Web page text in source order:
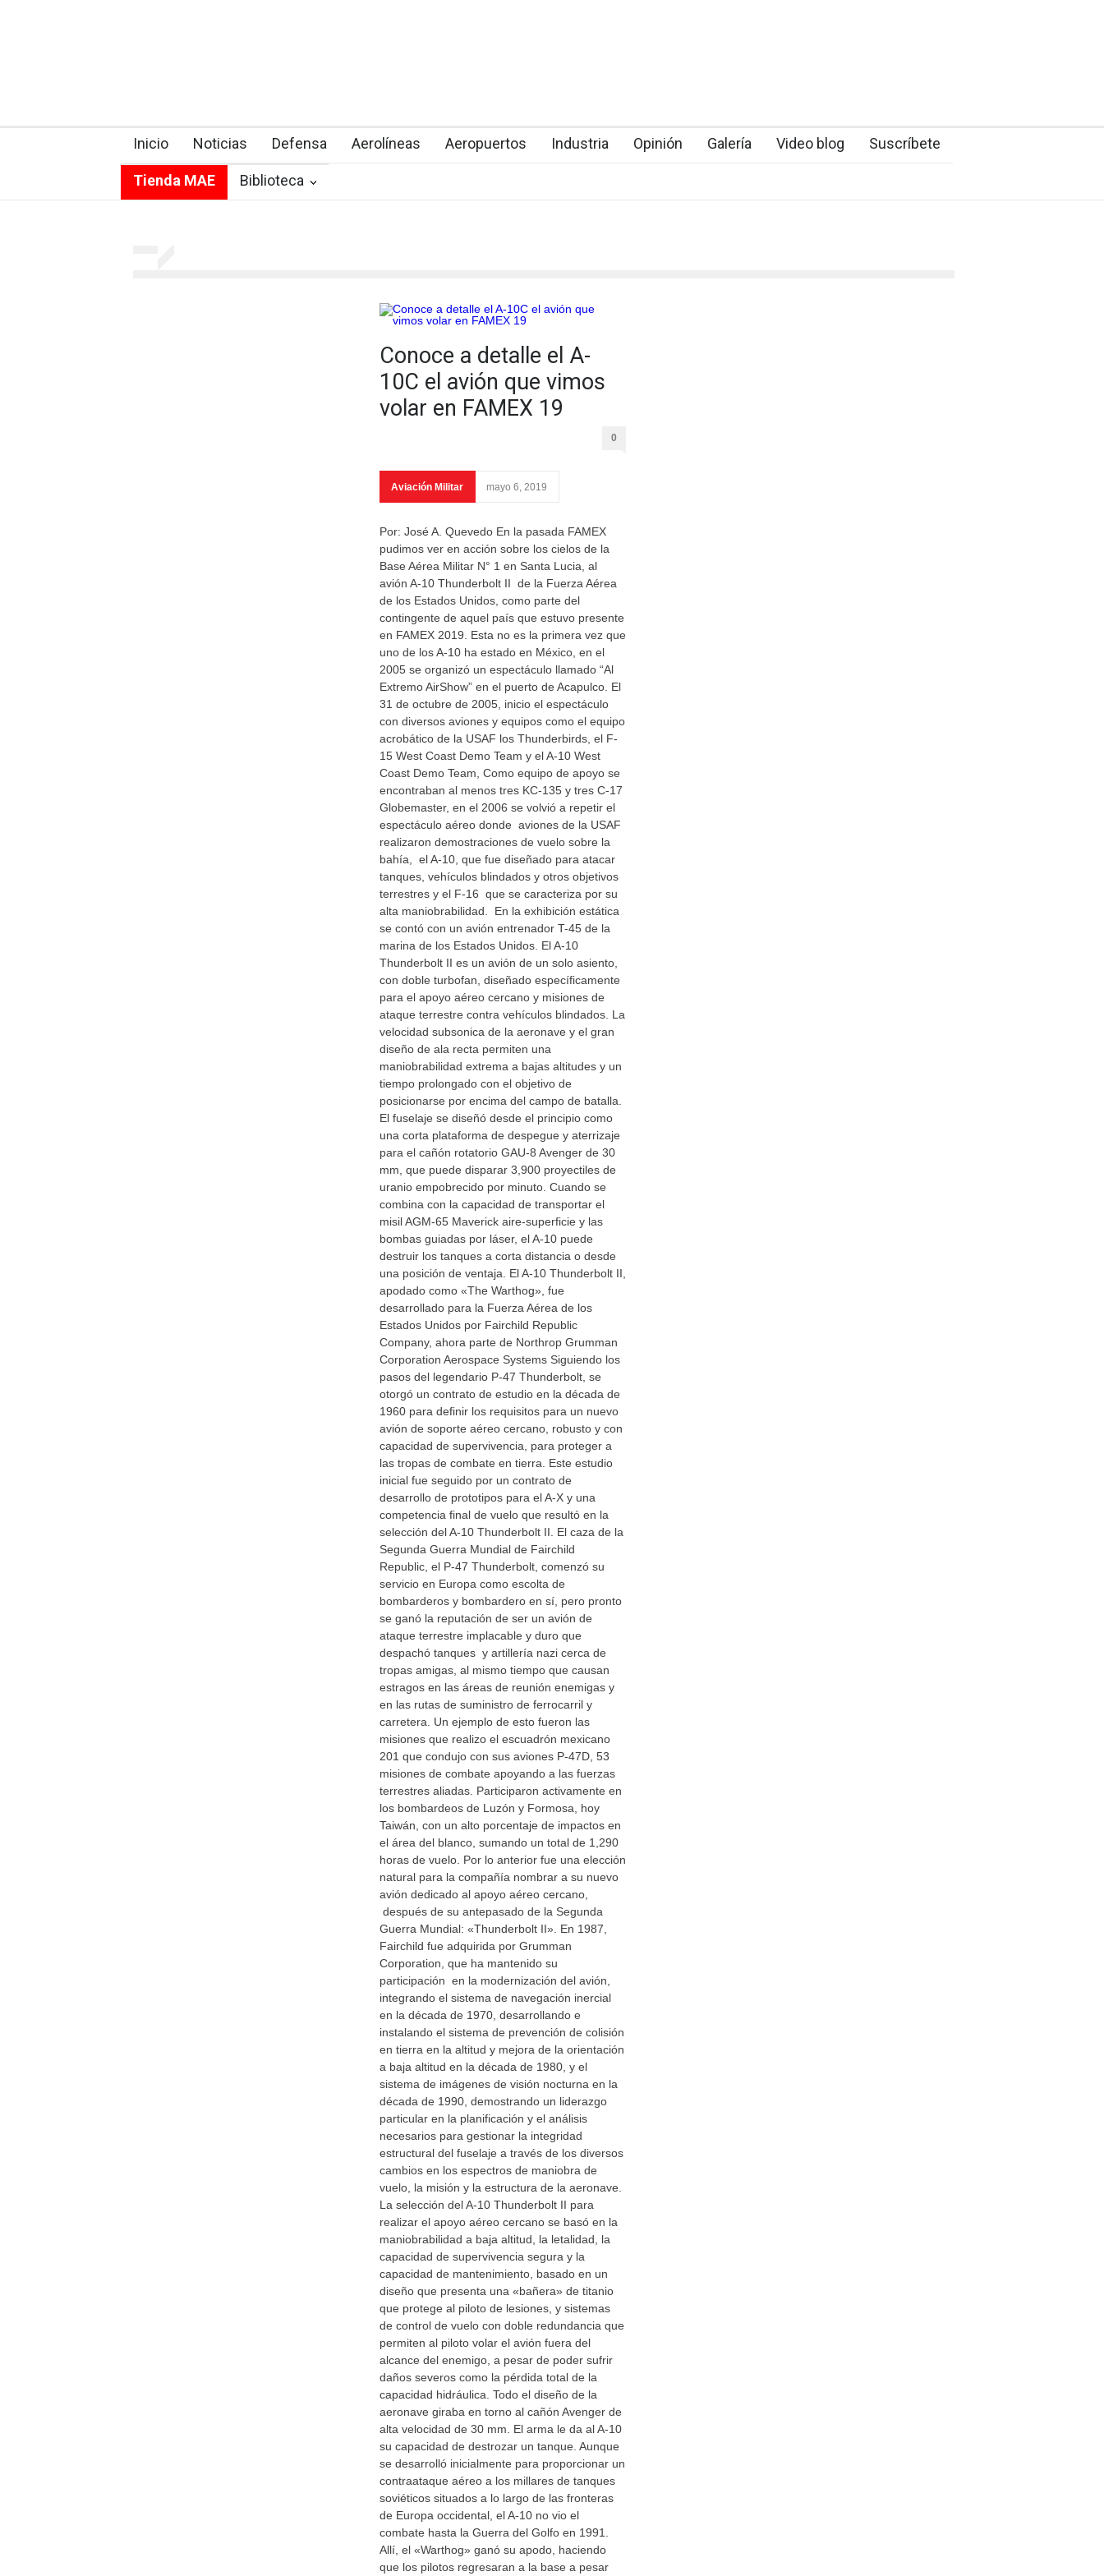
Inicio Noticias Defensa Aerolíneas Aeropuertos Industria Opinión Galería Video blog Suscríbete
Tienda MAE Biblioteca
Conoce a detalle el A-
10C el avión que vimos
volar en FAMEX 19
0
Aviación Militar mayo 6, 2019
Por: José A. Quevedo En la pasada FAMEX
pudimos ver en acción sobre los cielos de la
Base Aérea Militar N° 1 en Santa Lucia, al
avión A-10 Thunderbolt II de la Fuerza Aérea
de los Estados Unidos, como parte del
contingente de aquel país que estuvo presente
en FAMEX 2019. Esta no es la primera vez que
uno de los A-10 ha estado en México, en el
2005 se organizó un espectáculo llamado “Al
Extremo AirShow” en el puerto de Acapulco. El
31 de octubre de 2005, inicio el espectáculo
con diversos aviones y equipos como el equipo
acrobático de la USAF los Thunderbirds, el F-
15 West Coast Demo Team y el A-10 West
Coast Demo Team, Como equipo de apoyo se
encontraban al menos tres KC-135 y tres C-17
Globemaster, en el 2006 se volvió a repetir el
espectáculo aéreo donde aviones de la USAF
realizaron demostraciones de vuelo sobre la
bahía, el A-10, que fue diseñado para atacar
tanques, vehículos blindados y otros objetivos
terrestres y el F-16 que se caracteriza por su
alta maniobrabilidad. En la exhibición estática
se contó con un avión entrenador T-45 de la
marina de los Estados Unidos. El A-10
Thunderbolt II es un avión de un solo asiento,
con doble turbofan, diseñado específicamente
para el apoyo aéreo cercano y misiones de
ataque terrestre contra vehículos blindados. La
velocidad subsonica de la aeronave y el gran
diseño de ala recta permiten una
maniobrabilidad extrema a bajas altitudes y un
tiempo prolongado con el objetivo de
posicionarse por encima del campo de batalla.
El fuselaje se diseñó desde el principio como
una corta plataforma de despegue y aterrizaje
para el cañón rotatorio GAU-8 Avenger de 30
mm, que puede disparar 3,900 proyectiles de
uranio empobrecido por minuto. Cuando se
combina con la capacidad de transportar el
misil AGM-65 Maverick aire-superficie y las
bombas guiadas por láser, el A-10 puede
destruir los tanques a corta distancia o desde
una posición de ventaja. El A-10 Thunderbolt II,
apodado como «The Warthog», fue
desarrollado para la Fuerza Aérea de los
Estados Unidos por Fairchild Republic
Company, ahora parte de Northrop Grumman
Corporation Aerospace Systems Siguiendo los
pasos del legendario P-47 Thunderbolt, se
otorgó un contrato de estudio en la década de
1960 para definir los requisitos para un nuevo
avión de soporte aéreo cercano, robusto y con
capacidad de supervivencia, para proteger a
las tropas de combate en tierra. Este estudio
inicial fue seguido por un contrato de
desarrollo de prototipos para el A-X y una
competencia final de vuelo que resultó en la
selección del A-10 Thunderbolt II. El caza de la
Segunda Guerra Mundial de Fairchild
Republic, el P-47 Thunderbolt, comenzó su
servicio en Europa como escolta de
bombarderos y bombardero en sí, pero pronto
se ganó la reputación de ser un avión de
ataque terrestre implacable y duro que
despachó tanques y artillería nazi cerca de
tropas amigas, al mismo tiempo que causan
estragos en las áreas de reunión enemigas y
en las rutas de suministro de ferrocarril y
carretera. Un ejemplo de esto fueron las
misiones que realizo el escuadrón mexicano
201 que condujo con sus aviones P-47D, 53
misiones de combate apoyando a las fuerzas
terrestres aliadas. Participaron activamente en
los bombardeos de Luzón y Formosa, hoy
Taiwán, con un alto porcentaje de impactos en
el área del blanco, sumando un total de 1,290
horas de vuelo. Por lo anterior fue una elección
natural para la compañía nombrar a su nuevo
avión dedicado al apoyo aéreo cercano,
después de su antepasado de la Segunda
Guerra Mundial: «Thunderbolt II». En 1987,
Fairchild fue adquirida por Grumman
Corporation, que ha mantenido su
participación en la modernización del avión,
integrando el sistema de navegación inercial
en la década de 1970, desarrollando e
instalando el sistema de prevención de colisión
en tierra en la altitud y mejora de la orientación
a baja altitud en la década de 1980, y el
sistema de imágenes de visión nocturna en la
década de 1990, demostrando un liderazgo
particular en la planificación y el análisis
necesarios para gestionar la integridad
estructural del fuselaje a través de los diversos
cambios en los espectros de maniobra de
vuelo, la misión y la estructura de la aeronave.
La selección del A-10 Thunderbolt II para
realizar el apoyo aéreo cercano se basó en la
maniobrabilidad a baja altitud, la letalidad, la
capacidad de supervivencia segura y la
capacidad de mantenimiento, basado en un
diseño que presenta una «bañera» de titanio
que protege al piloto de lesiones, y sistemas
de control de vuelo con doble redundancia que
permiten al piloto volar el avión fuera del
alcance del enemigo, a pesar de poder sufrir
daños severos como la pérdida total de la
capacidad hidráulica. Todo el diseño de la
aeronave giraba en torno al cañón Avenger de
alta velocidad de 30 mm. El arma le da al A-10
su capacidad de destrozar un tanque. Aunque
se desarrolló inicialmente para proporcionar un
contraataque aéreo a los millares de tanques
soviéticos situados a lo largo de las fronteras
de Europa occidental, el A-10 no vio el
combate hasta la Guerra del Golfo en 1991.
Allí, el «Warthog» ganó su apodo, haciendo
que los pilotos regresaran a la base a pesar